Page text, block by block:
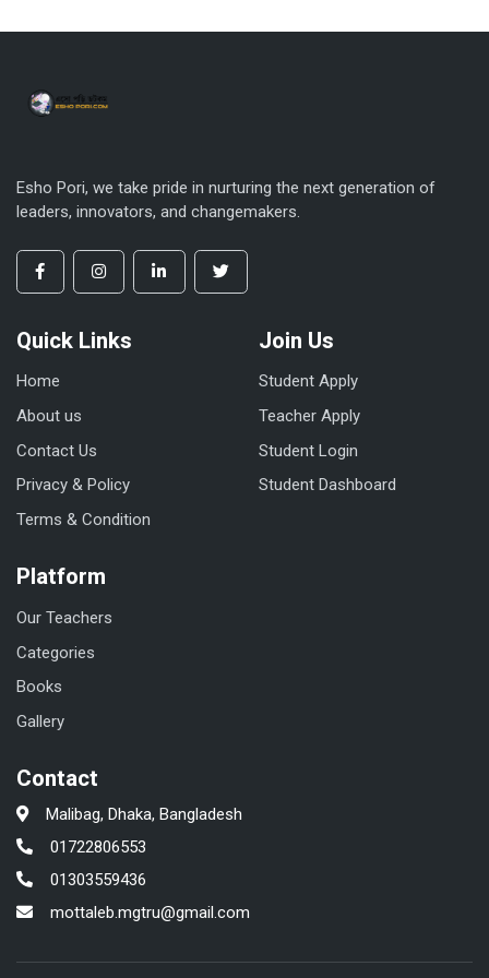
Esho Pori, we take pride in nurturing the next generation of
leaders, innovators, and changemakers.
Quick Links
Home
About us
Contact Us
Privacy & Policy
Terms & Condition
Join Us
Student Apply
Teacher Apply
Student Login
Student Dashboard
Platform
Our Teachers
Categories
Books
Gallery
Contact
Malibag, Dhaka, Bangladesh
01722806553
01303559436
mottaleb.mgtru@gmail.com